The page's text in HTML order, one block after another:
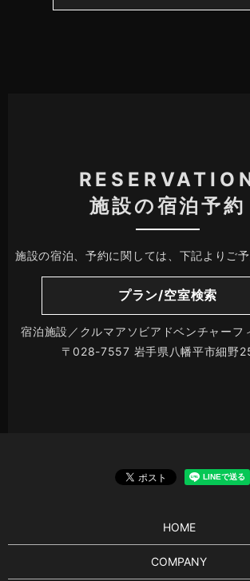
施設の宿泊予約
施設の宿泊、予約に関しては、下記よりご予
プラン/空室検索
宿泊施設／クルマアソビアドベンチャーフ
〒028-7557 岩手県八幡平市細野
HOME
COMPANY